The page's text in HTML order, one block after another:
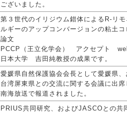
ございました。
第３世代のイリジウム錯体によるR-リ
ルギーのアップコンバージョンの粘土
論文
PCCP（王立化学会） アクセプト
日本大学 吉田純教授の成果です。
愛媛県自然保護協会会長として愛媛県、
台湾屏東県との交流に関する会議に出席
南海放送で報道されました。
PRIUS共同研究、およびJASCOとの共